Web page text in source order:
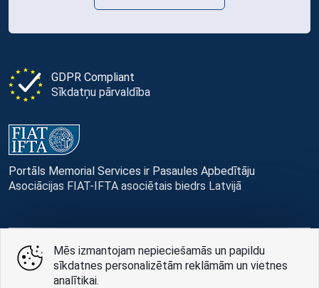
GDPR Compliant
Sīkdatņu pārvaldība
Portāls Memorial Services ir Pasaules Apbedītāju
Asociācijas FIAT-IFTA asociētais biedrs Latvijā
© Memorial Services, 2016 — 2026 pr3-g
Privātuma politikai
Mēs izmantojam nepieciešamās un papildu
sīkdatnes personalizētām reklāmām un vietnes
analītikai.